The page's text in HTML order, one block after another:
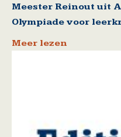
Meester Reinout uit
Olympiade voor
Meer lezen